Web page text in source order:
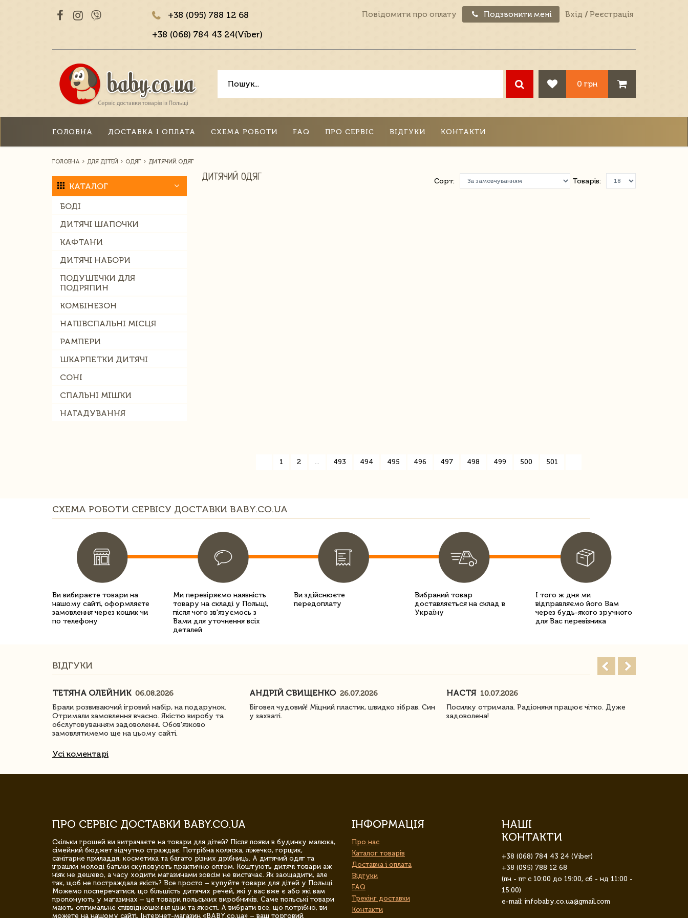
+38 (095) 788 12 68
+38 (068) 784 43 24(Viber)
Повідомити про оплату Подзвонити мені Вхід / Реєстрація
0 грн
ГОЛОВНА ДОСТАВКА І ОПЛАТА СХЕМА РОБОТИ FAQ ПРО СЕРВІС ВІДГУКИ КОНТАКТИ
ГОЛОВНА ДЛЯ ДІТЕЙ ОДЯГ ДИТЯЧИЙ ОДЯГ
КАТАЛОГ
БОДІ
ДИТЯЧІ ШАПОЧКИ
КАФТАНИ
ДИТЯЧІ НАБОРИ
ПОДУШЕЧКИ ДЛЯ
ПОДРЯПИН
КОМБІНЕЗОН
НАПІВСПАЛЬНІ МІСЦЯ
РАМПЕРИ
ШКАРПЕТКИ ДИТЯЧІ
СОНІ
СПАЛЬНІ МІШКИ
НАГАДУВАННЯ
ДИТЯЧИЙ ОДЯГ Товарів:
Сорт:
1 2 ... 493 494 495 496 497 498 499 500 501
СХЕМА РОБОТИ СЕРВІСУ ДОСТАВКИ BABY.CO.UA
Ви вибираєте товари на
нашому сайті, оформляєте
замовлення через кошик чи
по телефону
Ми перевіряємо наявність
товару на складі у Польщі,
після чого зв'язуємось з
Вами для уточнення всіх
деталей
Ви здійснюєте
передоплату
Вибраний товар
доставляється на склад в
Україну
І того ж дня ми
відправляємо його Вам
через будь-якого зручного
для Вас перевізника
ВІДГУКИ
ТЕТЯНА ОЛЕЙНИК 06.08.2026
Брали розвиваючий ігровий набір, на подарунок.
Отримали замовлення вчасно. Якістю виробу та
обслуговуванням задоволенні. Обов'язково
замовлятимемо ще на цьому сайті.
АНДРІЙ СВИЩЕНКО 26.07.2026
Біговел чудовий! Міцний пластик, швидко зібрав. Син
у захваті.
НАСТЯ 10.07.2026
Посилку отримала. Радіоняня працює чітко. Дуже
задоволена!
Усі коментарі
ПРО СЕРВІС ДОСТАВКИ BABY.CO.UA
Скільки грошей ви витрачаєте на товари для дітей? Після появи в будинку малюка,
сімейний бюджет відчутно страждає. Потрібна коляска, ліжечко, горщик,
санітарне приладдя, косметика та багато різних дрібниць. А дитячий одяг та
іграшки молоді батьки скуповують практично оптом. Коштують дитячі товари аж
ніяк не дешево, а часу ходити магазинами зовсім не вистачає. Як заощадити, але
так, щоб не постраждала якість? Все просто – купуйте товари для дітей у Польщі.
Можемо посперечатися, що більшість дитячих речей, які у вас вже є або які вам
пропонують у магазинах – це товари польських виробників. Саме польські товари
мають оптимальне співвідношення ціни та якості. А вибрати все, що потрібно, ви
можете на нашому сайті. Інтернет-магазин «BABY.co.ua» – ваш торговий
ІНФОРМАЦІЯ
Про нас
Каталог товарів
Доставка і оплата
Відгуки
FAQ
Трекінг доставки
Контакти
НАШІ
КОНТАКТИ
+38 (068) 784 43 24 (Viber)
+38 (095) 788 12 68
(пн - пт с 10:00 до 19:00, сб - нд 11:00 -
15:00)
e-mail: infobaby.co.ua@gmail.com